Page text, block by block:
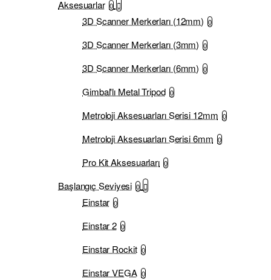
Aksesuarlar 0
3D Scanner Merkerları (12mm) 0
3D Scanner Merkerları (3mm) 0
3D Scanner Merkerları (6mm) 0
Gimbal'lı Metal Tripod 0
Metroloji Aksesuarları Serisi 12mm 0
Metroloji Aksesuarları Serisi 6mm 0
Pro Kit Aksesuarları 0
Başlangıç Seviyesi 0
Einstar 0
Einstar 2 0
Einstar Rockit 0
Einstar VEGA 0